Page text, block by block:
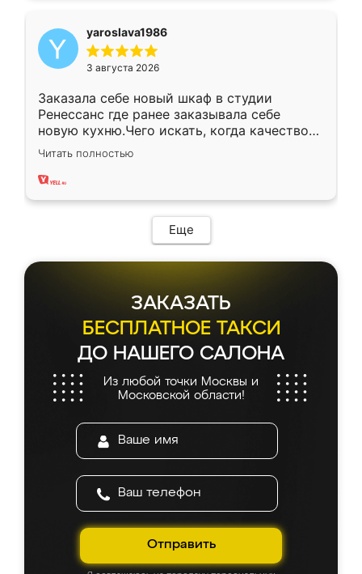
yaroslava1986
3 августа 2026
Заказала себе новый шкаф в студии
Ренессанс где ранее заказывала себе
новую кухню.Чего искать, когда качеством
вполне довольна. Служит кухня уже почти
два года, нареканий нет.
Читать полностью
Еще
ЗАКАЗАТЬ
БЕСПЛАТНОЕ ТАКСИ
ДО НАШЕГО САЛОНА
Из любой точки Москвы и
Московской области!
Отправить